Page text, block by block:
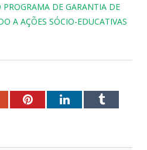
DE GARANTIA DE
A AÇÕES SÓCIO-EDUCATIVAS
PinterestLinkedInTumblr